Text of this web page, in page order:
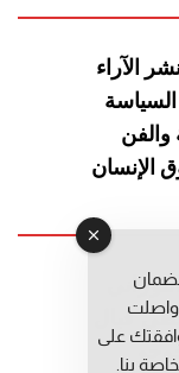
الآراء
السياسة
والفن
الإنسان
قبال
واصلت
على
بنا.